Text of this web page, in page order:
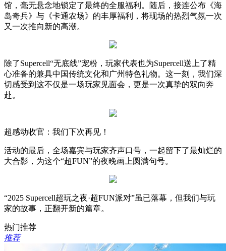
馆，毫无悬念地锁定了最终的全服福利。随后，接连公布《海
岛奇兵》与《卡通农场》的丰厚福利，将现场的热烈气氛一次
又一次推向新的高潮。
除了Supercell“无底线”宠粉，玩家代表也为Supercell送上了精
心准备的兼具中国传统文化和广州特色礼物。这一刻，我们深
切感受到这不仅是一场玩家见面会，更是一次真挚的双向奔
赴。
超感动收官：我们下次再见！
活动的最后，全场嘉宾与玩家齐声口号，一起留下了最灿烂的
大合影，为这个“超FUN”的夜晚画上圆满句号。
“2025 Supercell超玩之夜·超FUN派对”虽已落幕，但我们与玩
家的故事，正翻开新的篇章。
热门推荐
推荐